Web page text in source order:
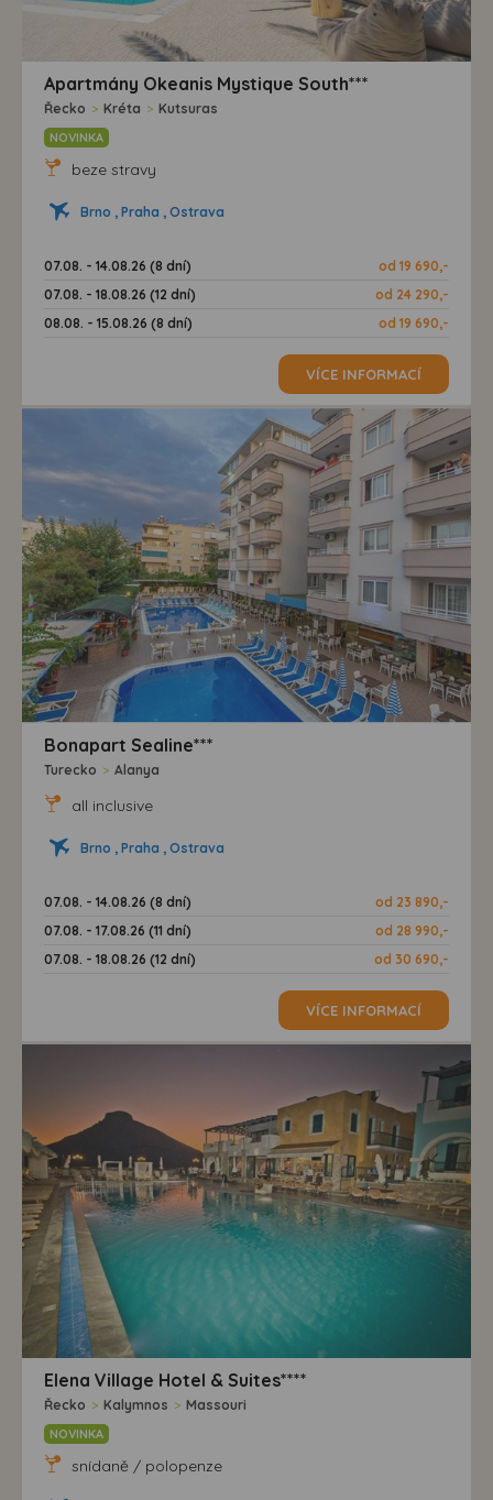
Apartmány Okeanis Mystique South***
Řecko > Kréta > Kutsuras
NOVINKA
beze stravy
Brno , Praha , Ostrava
07.08. - 14.08.26 (8 dní)
od 19 690,-
07.08. - 18.08.26 (12 dní)
od 24 290,-
08.08. - 15.08.26 (8 dní)
od 19 690,-
VÍCE INFORMACÍ
Bonapart Sealine***
Turecko > Alanya
all inclusive
Brno , Praha , Ostrava
07.08. - 14.08.26 (8 dní)
od 23 890,-
07.08. - 17.08.26 (11 dní)
od 28 990,-
07.08. - 18.08.26 (12 dní)
od 30 690,-
VÍCE INFORMACÍ
Elena Village Hotel & Suites****
Řecko > Kalymnos > Massouri
NOVINKA
snídaně / polopenze